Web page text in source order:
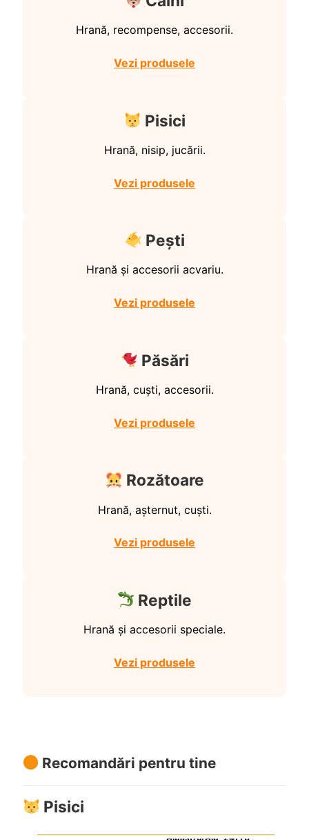
Hrană, recompense, accesorii.
Vezi produsele
Pisici
Hrană, nisip, jucării.
Vezi produsele
Pești
Hrană și accesorii acvariu.
Vezi produsele
Păsări
Hrană, cuști, accesorii.
Vezi produsele
Rozătoare
Hrană, așternut, cuști.
Vezi produsele
Reptile
Hrană și accesorii speciale.
Vezi produsele
Recomandări pentru tine
Pisici